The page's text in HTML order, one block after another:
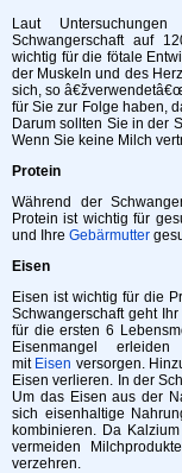
Laut
Schwangerschaft auf
wichtig für die fötale
der Muskeln und des
sich, so
für Sie zur Folge haben,
Darum sollten Sie in der
Wenn Sie keine Milch
Protein
Während der
Protein ist wichtig für
und Ihre Gebärmutter
Eisen
Eisen ist wichtig für die
Schwangerschaft geht
für die ersten 6
Eisenmangel
mit Eisen versorgen.
Eisen verlieren. In der
Um das Eisen aus der
sich eisenhaltige
kombinieren. Da
vermeiden
verzehren.